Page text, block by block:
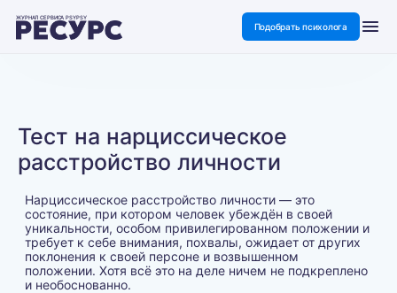
ЖУРНАЛ СЕРВИСА PSYPSY
Подобрать психолога
Тест на нарциссическое
расстройство личности
Нарциссическое расстройство личности — это
состояние, при котором человек убеждён в своей
уникальности, особом привилегированном положении и
требует к себе внимания, похвалы, ожидает от других
поклонения к своей персоне и возвышенном
положении. Хотя всё это на деле ничем не подкреплено
и необоснованно.